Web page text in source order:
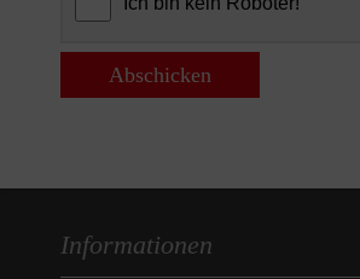
Abschicken
Informationen